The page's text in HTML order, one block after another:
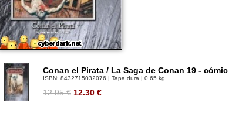
Conan el Pirata / La Saga de Conan 19 - cómic
ISBN: 8432715032076 | Tapa dura | 0.65 kg
12.95 € 12.30 €